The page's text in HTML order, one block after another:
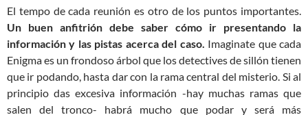
El tempo de cada reunión es otro de los puntos importantes.
Un buen anfitrión debe saber cómo ir presentando la
información y las pistas acerca del caso. Imaginate que cada
Enigma es un frondoso árbol que los detectives de sillón tienen
que ir podando, hasta dar con la rama central del misterio. Si al
principio das excesiva información -hay muchas ramas que
salen del tronco- habrá mucho que podar y será más